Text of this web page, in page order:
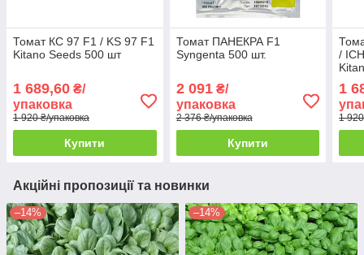
Томат КС 97 F1 / KS 97 F1
Kitano Seeds 500 шт
1 689,60 ₴/
упаковка
1 920 ₴/упаковка
Купити
Томат ПАНЕКРА F1
Syngenta 500 шт.
2 091₴/
упаковка
2 376 ₴/упаковка
Купити
/
1
1
Акційні пропозиції та новинки
–14% –14%